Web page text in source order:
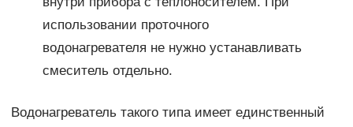
использовании проточного
водонагревателя не нужно устанавливать
смеситель отдельно.
Водонагреватель такого типа имеет единственный